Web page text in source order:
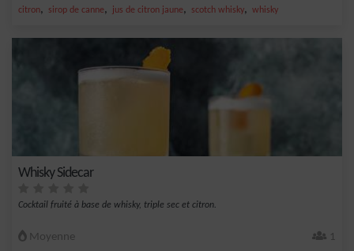
citron, sirop de canne, jus de citron jaune, scotch whisky, whisky
Whisky Sidecar
Cocktail fruité à base de whisky, triple sec et citron.
Moyenne 1